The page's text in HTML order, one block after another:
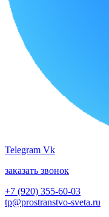
Telegram Vk
заказать звонок
+7 (920) 355-60-03
tp@prostranstvo-sveta.ru